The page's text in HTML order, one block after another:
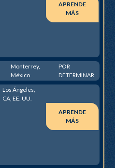
APRENDE
MÁS
Monterrey,
México
POR
DETERMINAR
Los Ángeles,
CA, EE. UU.
APRENDE
MÁS